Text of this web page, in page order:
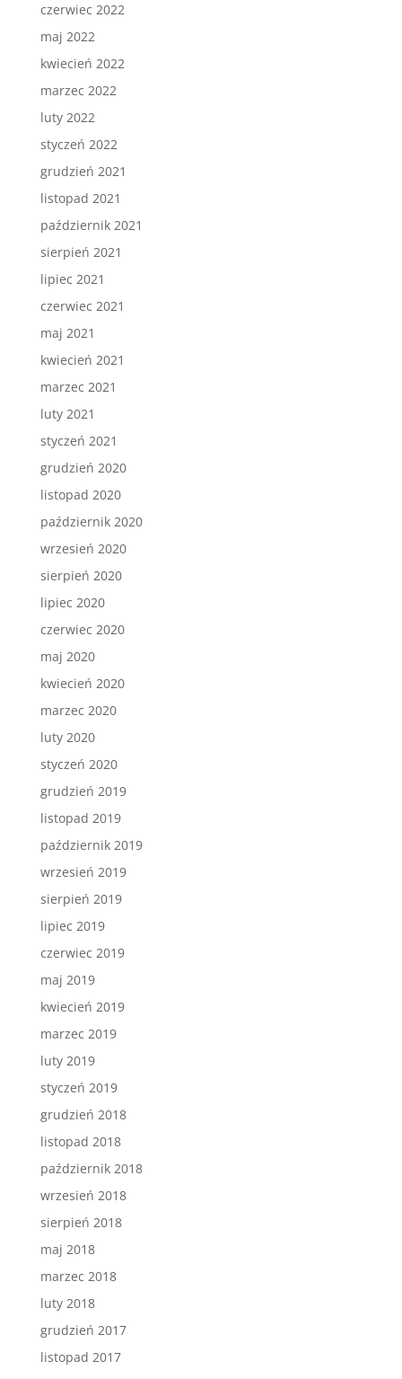
czerwiec 2022
maj 2022
kwiecień 2022
marzec 2022
luty 2022
styczeń 2022
grudzień 2021
listopad 2021
październik 2021
sierpień 2021
lipiec 2021
czerwiec 2021
maj 2021
kwiecień 2021
marzec 2021
luty 2021
styczeń 2021
grudzień 2020
listopad 2020
październik 2020
wrzesień 2020
sierpień 2020
lipiec 2020
czerwiec 2020
maj 2020
kwiecień 2020
marzec 2020
luty 2020
styczeń 2020
grudzień 2019
listopad 2019
październik 2019
wrzesień 2019
sierpień 2019
lipiec 2019
czerwiec 2019
maj 2019
kwiecień 2019
marzec 2019
luty 2019
styczeń 2019
grudzień 2018
listopad 2018
październik 2018
wrzesień 2018
sierpień 2018
maj 2018
marzec 2018
luty 2018
grudzień 2017
listopad 2017